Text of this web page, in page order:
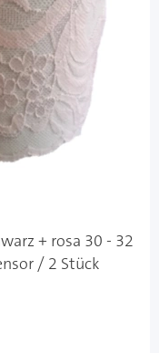
+ rosa 30 - 32
/ 2 Stück